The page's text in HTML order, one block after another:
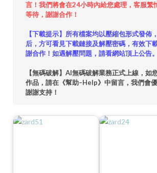
言！我們將會在24小時內給您處理，客服繁
等待，謝謝合作！
【下載提示】所有檔案均以壓縮包形式發佈
后，方可看見下載鏈接及解壓密碼，有效下
謝合作！如遇解壓問題，請看網站頂上公告。
【無碼破解】AI無碼破解業務正式上線，如
作品，請在《幫助–Help》中留言，我們會優
謝謝支持！